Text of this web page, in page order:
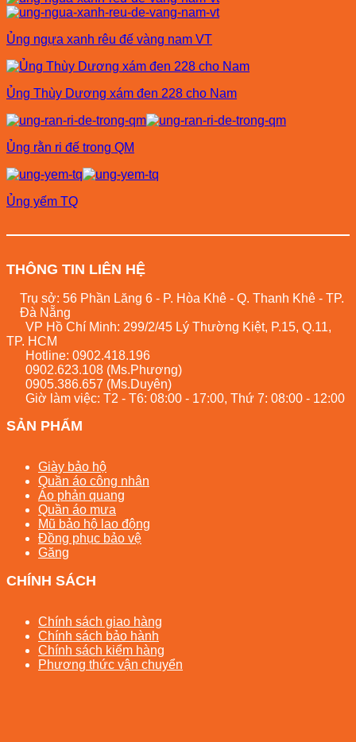
Ủng ngựa xanh rêu đế vàng nam VT
Ủng Thùy Dương xám đen 228 cho Nam
Ủng rằn ri đế trong QM
Ủng yếm TQ
THÔNG TIN LIÊN HỆ
Trụ sở: 56 Phần Lăng 6 - P. Hòa Khê - Q. Thanh Khê - TP.
Đà Nẵng
VP Hồ Chí Minh: 299/2/45 Lý Thường Kiệt, P.15, Q.11,
TP. HCM
Hotline: 0902.418.196
0902.623.108 (Ms.Phương)
0905.386.657 (Ms.Duyên)
Giờ làm việc: T2 - T6: 08:00 - 17:00, Thứ 7: 08:00 - 12:00
SẢN PHẨM
Giày bảo hộ
Quần áo công nhân
Áo phản quang
Quần áo mưa
Mũ bảo hộ lao động
Đồng phục bảo vệ
Găng
CHÍNH SÁCH
Chính sách giao hàng
Chính sách bảo hành
Chính sách kiểm hàng
Phương thức vận chuyển